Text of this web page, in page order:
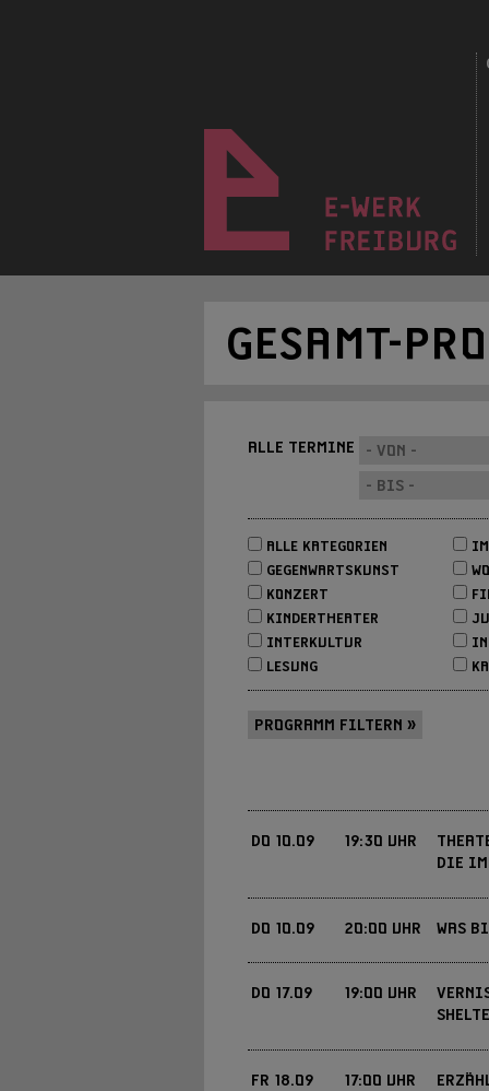
GESAMT-
ALLE TERMINE
ALLE KATEGORIEN
GEGENWARTSKUNST
KONZERT
KINDERTHEATER
INTERKULTUR
LESUNG
PROGRAMM FILTERN »
DO 10.09 19:30 UHR
DIE
DO 10.09 20:00 UHR WAS
DO 17.09 19:00 UHR
FR 18.09 17:00 UHR